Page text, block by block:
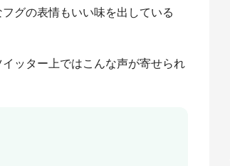
グの表情もいい味を出している
ッター上ではこんな声が寄せられ